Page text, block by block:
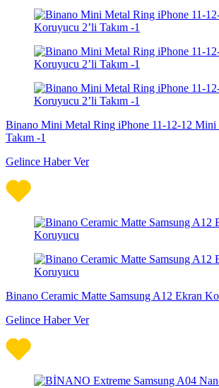
Binano Mini Metal Ring iPhone 11-12-12 Mini
Takım -1
Gelince Haber Ver
Binano Ceramic Matte Samsung A12 Ekran
Gelince Haber Ver